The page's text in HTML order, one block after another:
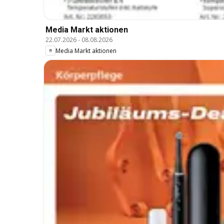
Media Markt aktionen
22.07.2026- 08.08.2026
Media Markt aktionen